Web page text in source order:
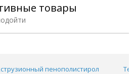
товары
пенополистирол